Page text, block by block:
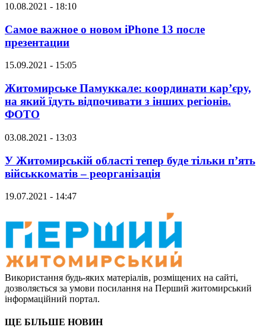
10.08.2021 - 18:10
Самое важное о новом iPhone 13 после
презентации
15.09.2021 - 15:05
Житомирське Памуккале: координати кар’єру,
на який їдуть відпочивати з інших регіонів.
ФОТО
03.08.2021 - 13:03
У Житомирській області тепер буде тільки п’ять
військкоматів – реорганізація
19.07.2021 - 14:47
Використання будь-яких матеріалів, розміщених на сайті,
дозволяється за умови посилання на Перший житомирський
інформаційний портал.
ЩЕ БІЛЬШЕ НОВИН